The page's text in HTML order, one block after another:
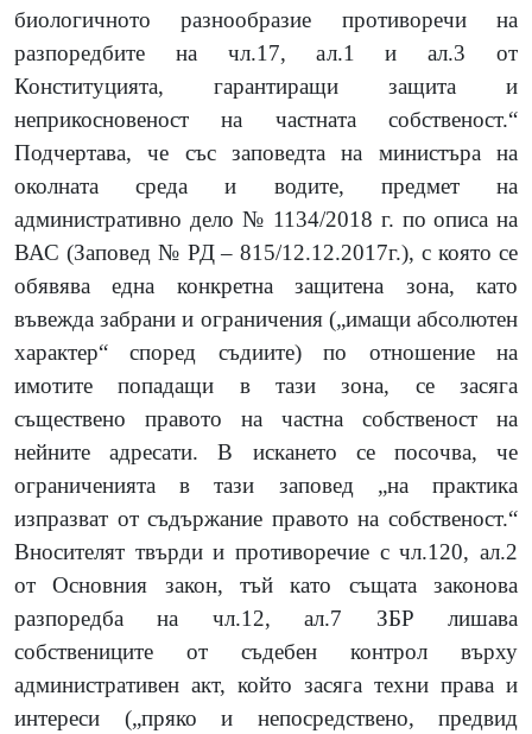
биологичното разнообразие противоречи на
разпоредбите на чл.17, ал.1 и ал.3 от
Конституцията, гарантиращи защита и
неприкосновеност на частната собственост.“
Подчертава, че със заповедта на министъра на
околната среда и водите, предмет на
административно дело № 1134/2018 г. по описа на
ВАС (Заповед № РД – 815/12.12.2017г.), с която се
обявява една конкретна защитена зона, като
въвежда забрани и ограничения („имащи абсолютен
характер“ според съдиите) по отношение на
имотите попадащи в тази зона, се засяга
съществено правото на частна собственост на
нейните адресати. В искането се посочва, че
ограниченията в тази заповед „на практика
изпразват от съдържание правото на собственост.“
Вносителят твърди и противоречие с чл.120, ал.2
от Основния закон, тъй като същата законова
разпоредба на чл.12, ал.7 ЗБР лишава
собствениците от съдебен контрол върху
административен акт, който засяга техни права и
интереси („пряко и непосредствено, предвид